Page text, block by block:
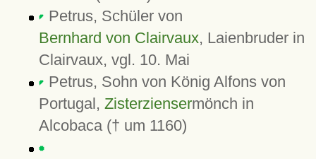
Petrus, Schüler von
Bernhard von Clairvaux, Laienbruder in
Clairvaux, vgl. 10. Mai
Petrus, Sohn von König Alfons von
Portugal, Zisterziensermönch in
Alcobaca († um 1160)